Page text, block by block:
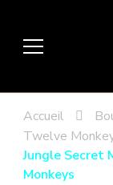
Accueil
Twelve
Jungle Secret
Monkeys